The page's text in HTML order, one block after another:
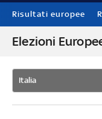
Risultati europee
Elezioni
Italia